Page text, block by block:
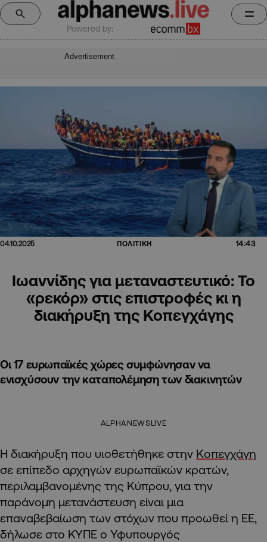
Powered by:
Advertisement
04.10.2025 ΠΟΛΙΤΙΚΗ 14:43
Ιωαννίδης για μεταναστευτικό: Το
«ρεκόρ» στις επιστροφές κι η
διακήρυξη της Κοπεγχάγης
Οι 17 ευρωπαϊκές χώρες συμφώνησαν να
ενισχύσουν την καταπολέμηση των διακινητών
ALPHANEWSLIVE
Η διακήρυξη που υιοθετήθηκε στην Κοπεγχάγη
σε επίπεδο αρχηγών ευρωπαϊκών κρατών,
περιλαμβανομένης της Κύπρου, για την
παράνομη μετανάστευση είναι μια
επαναβεβαίωση των στόχων που προωθεί η ΕΕ,
δήλωσε στο ΚΥΠΕ ο Υφυπουργός